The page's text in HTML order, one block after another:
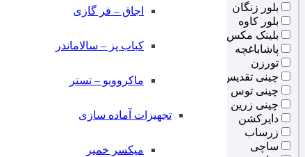
⁠اجاق – فر گازی
کباب پز – سالاماندر
ماکروویو – تستر
تجهیزات آماده سازی
میکسر خمیر
بلور زنگان
بلور کاوه
بلینک مکس
پاشاباغچه
تورزن
چینی تقدیس
چینی توس
چینی زرین
دایرکشن
زرساب
ساچی